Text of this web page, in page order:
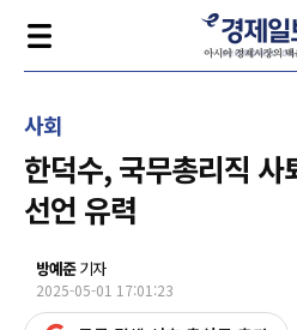
사회
한덕수, 국무총리직
선언 유력
방예준기자
2025-05-01 17:01:23